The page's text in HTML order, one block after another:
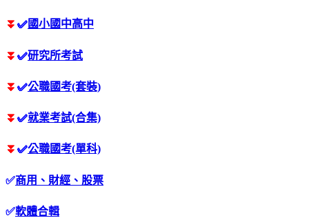
⏬ ✅國小國中高中
⏬ ✅研究所考試
⏬ ✅公職國考(套裝)
⏬ ✅就業考試(合集)
⏬ ✅公職國考(單科)
✅商用、財經、股票
✅軟體合輯